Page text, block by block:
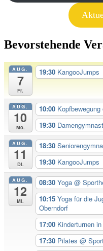
Bevorstehende
AUG.
7
Fr.
19:30 KangooJumps
AUG.
10
Mo.
10:00 Kopfbewegung
19:30
AUG.
11
Di.
18:30
19:30 KangooJumps
AUG.
12
Mi.
08:30 Yoga @
10:15 Yoga für die
Oberndorf
17:00 Kinderturnen
17:30 Pilates @